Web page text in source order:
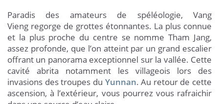
Paradis des amateurs de spéléologie, Vang
Vieng regorge de grottes étonnantes. La plus connue
et la plus proche du centre se nomme Tham Jang,
assez profonde, que l’on atteint par un grand escalier
offrant un panorama exceptionnel sur la vallée. Cette
cavité abrita notamment les villageois lors des
invasions des troupes du Yunnan. Au retour de cette
ascension, à l’extérieur, vous pourrez vous rafraichir